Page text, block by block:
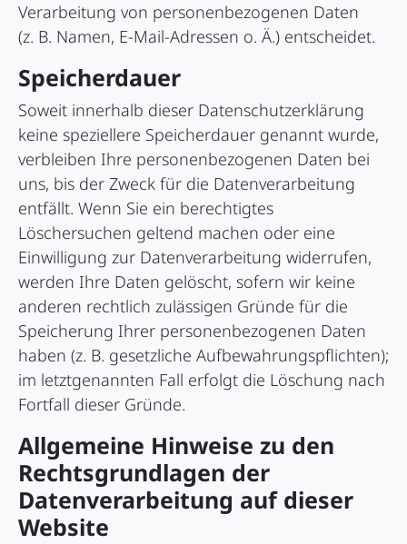
Verarbeitung von personenbezogenen Daten
(z. B. Namen, E-Mail-Adressen o. Ä.) entscheidet.
Speicherdauer
Soweit innerhalb dieser Datenschutzerklärung
keine speziellere Speicherdauer genannt wurde,
verbleiben Ihre personenbezogenen Daten bei
uns, bis der Zweck für die Datenverarbeitung
entfällt. Wenn Sie ein berechtigtes
Löschersuchen geltend machen oder eine
Einwilligung zur Datenverarbeitung widerrufen,
werden Ihre Daten gelöscht, sofern wir keine
anderen rechtlich zulässigen Gründe für die
Speicherung Ihrer personenbezogenen Daten
haben (z. B. gesetzliche Aufbewahrungspflichten);
im letztgenannten Fall erfolgt die Löschung nach
Fortfall dieser Gründe.
Allgemeine Hinweise zu den
Rechtsgrundlagen der
Datenverarbeitung auf dieser
Website